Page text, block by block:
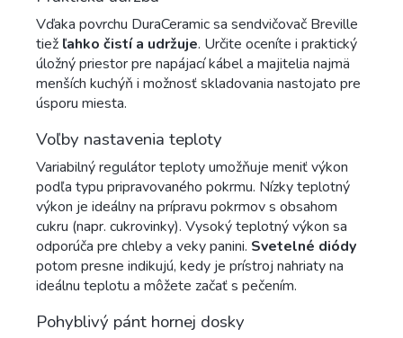
Vďaka povrchu DuraCeramic sa sendvičovač Breville
tiež ľahko čistí a udržuje. Určite oceníte i praktický
úložný priestor pre napájací kábel a majitelia najmä
menších kuchýň i možnosť skladovania nastojato pre
úsporu miesta.
Voľby nastavenia teploty
Variabilný regulátor teploty umožňuje meniť výkon
podľa typu pripravovaného pokrmu. Nízky teplotný
výkon je ideálny na prípravu pokrmov s obsahom
cukru (napr. cukrovinky). Vysoký teplotný výkon sa
odporúča pre chleby a veky panini. Svetelné diódy
potom presne indikujú, kedy je prístroj nahriaty na
ideálnu teplotu a môžete začať s pečením.
Pohyblivý pánt hornej dosky